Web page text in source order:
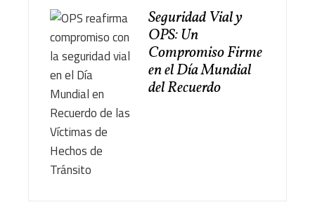
Seguridad Vial y
OPS: Un
Compromiso Firme
en el Día Mundial
del Recuerdo